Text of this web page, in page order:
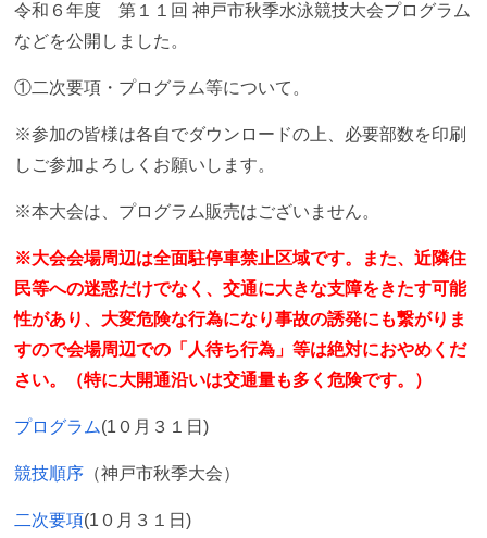
令和６年度 第１１回 神戸市秋季水泳競技大会プログラム
などを公開しました。
①二次要項・プログラム等について。
※参加の皆様は各自でダウンロードの上、必要部数を印刷
しご参加よろしくお願いします。
※本大会は、プログラム販売はございません。
※大会会場周辺は全面駐停車禁止区域です。また、近隣住
民等への迷惑だけでなく、交通に大きな支障をきたす可能
性があり、大変危険な行為になり事故の誘発にも繋がりま
すので会場周辺での「人待ち行為」等は絶対におやめくだ
さい。（特に大開通沿いは交通量も多く危険です。）
プログラム(1０月３１日)
競技順序 （神戸市秋季大会）
二次要項(1０月３１日)